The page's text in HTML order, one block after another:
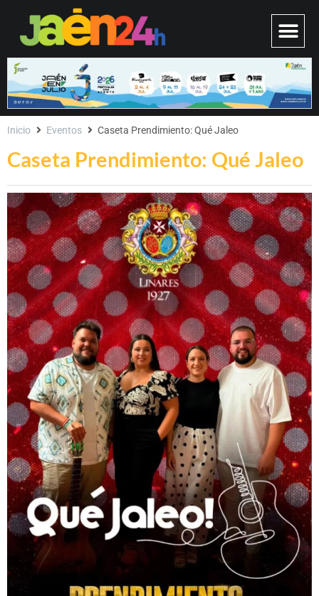
Caseta Prendimiento: Qué Jaleo
Inicio Eventos Caseta Prendimiento: Qué Jaleo